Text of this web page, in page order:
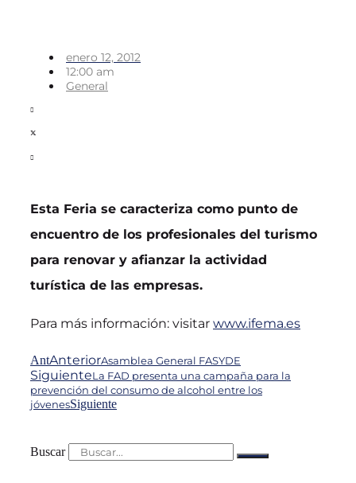
enero 12, 2012
12:00 am
General
Esta Feria se caracteriza como punto de
encuentro de los profesionales del turismo
para renovar y afianzar la actividad
turística de las empresas.
Para más información: visitar www.ifema.es
AntAnteriorAsamblea General FASYDE
SiguienteLa FAD presenta una campaña para la
prevención del consumo de alcohol entre los
jóvenesSiguiente
Buscar